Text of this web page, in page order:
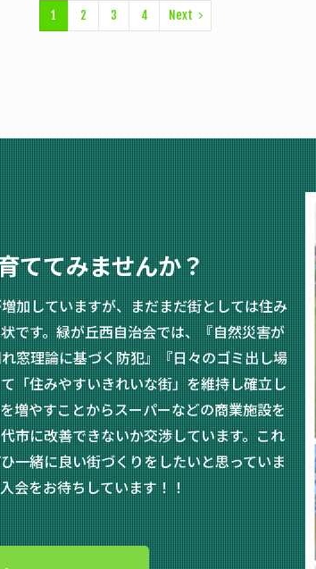
1 2 3 4 Next
ててみませんか？
加していますが、まだまだ街としては住み
です。緑が丘西自治会では、『自然災害が
窓理論に基づく防犯』『日々のゴミ出し場
「住みやすいきれいな街」を維持し確立し
増やすことからスーパーなどの商業施設を
市に改善できないか交渉しています。これ
一緒に良い街づくりをしたいと思っていま
会をお待ちしています！！